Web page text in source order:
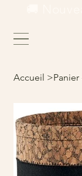
Accueil >Panier